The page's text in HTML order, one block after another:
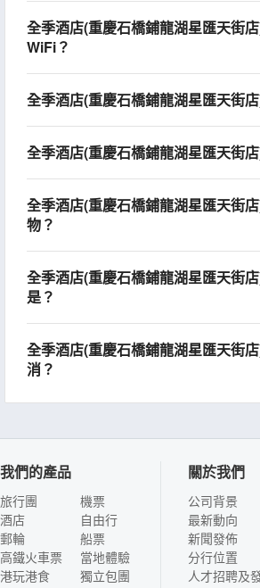
全季酒店(重慶石橋鋪龍湖星匯天街
WiFi？
全季酒店(重慶石橋鋪龍湖星匯天街
全季酒店(重慶石橋鋪龍湖星匯天街
全季酒店(重慶石橋鋪龍湖星匯天街
物？
全季酒店(重慶石橋鋪龍湖星匯天街
是？
全季酒店(重慶石橋鋪龍湖星匯天街
消？
我們的產品
旅行團
酒店
郵輪
高鐵火車票
港玩港食
機票
自由行
船票
當地體驗
獨立包團
關於我們
公司背景
最新動向
新聞發佈
分行位置
人才招聘及